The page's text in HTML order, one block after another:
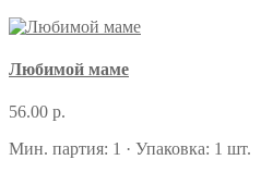
Любимой маме
56.00 р.
Мин. партия: 1 · Упаковка: 1 шт.